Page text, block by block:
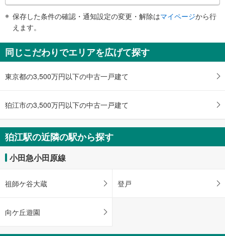
知
を
け
・
件
を
マ
イ
ー
に
保存した条件の確認・通知設定の変更・解除はマイページから行
えます。
同じこだわりでエリアを広げて探す
東京都の3,500万円以下の中古一戸建て
狛江市の3,500万円以下の中古一戸建て
狛江駅の近隣の駅から探す
小田急小田原線
祖師ケ谷大蔵 登戸
向ケ丘遊園